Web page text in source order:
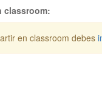
classroom:
en classroom debes